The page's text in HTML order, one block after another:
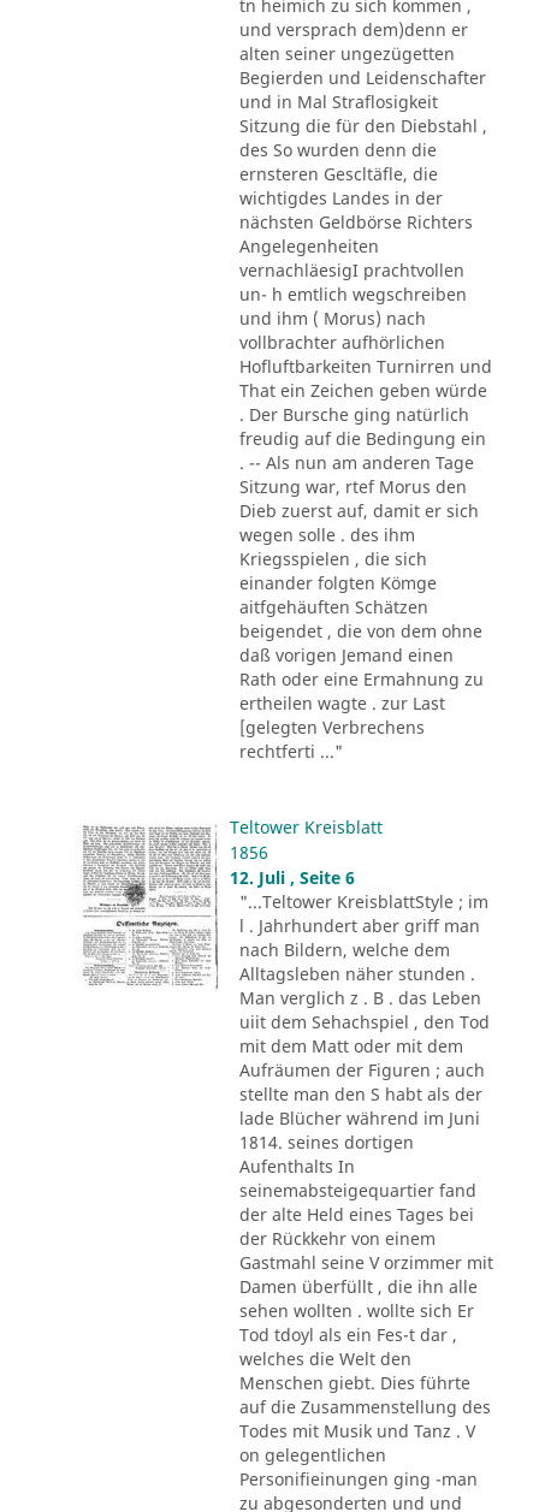
tn heimich zu sich kommen ,
und versprach dem)denn er
alten seiner ungezügetten
Begierden und Leidenschafter
und in Mal Straflosigkeit
Sitzung die für den Diebstahl ,
des So wurden denn die
ernsteren Gescltäfle, die
wichtigdes Landes in der
nächsten Geldbörse Richters
Angelegenheiten
vernachläesigI prachtvollen
un- h emtlich wegschreiben
und ihm ( Morus) nach
vollbrachter aufhörlichen
Hofluftbarkeiten Turnirren und
That ein Zeichen geben würde
. Der Bursche ging natürlich
freudig auf die Bedingung ein
. -- Als nun am anderen Tage
Sitzung war, rtef Morus den
Dieb zuerst auf, damit er sich
wegen solle . des ihm
Kriegsspielen , die sich
einander folgten Kömge
aitfgehäuften Schätzen
beigendet , die von dem ohne
daß vorigen Jemand einen
Rath oder eine Ermahnung zu
ertheilen wagte . zur Last
[gelegten Verbrechens
rechtferti ..."
Teltower Kreisblatt
1856
12. Juli , Seite 6
"...Teltower KreisblattStyle ; im
l . Jahrhundert aber griff man
nach Bildern, welche dem
Alltagsleben näher stunden .
Man verglich z . B . das Leben
uiit dem Sehachspiel , den Tod
mit dem Matt oder mit dem
Aufräumen der Figuren ; auch
stellte man den S habt als der
lade Blücher während im Juni
1814. seines dortigen
Aufenthalts In
seinemabsteigequartier fand
der alte Held eines Tages bei
der Rückkehr von einem
Gastmahl seine V orzimmer mit
Damen überfüllt , die ihn alle
sehen wollten . wollte sich Er
Tod tdoyl als ein Fes-t dar ,
welches die Welt den
Menschen giebt. Dies führte
auf die Zusammenstellung des
Todes mit Musik und Tanz . V
on gelegentlichen
Personifieinungen ging -man
zu abgesonderten und und